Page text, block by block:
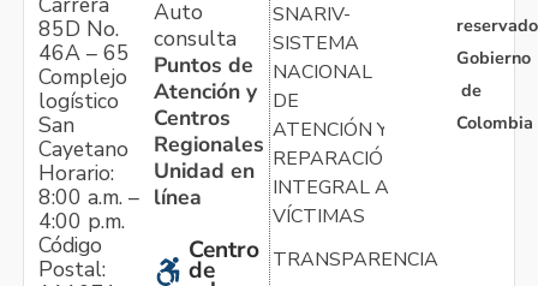
85D No.
46A – 65
Complejo
logístico
San
Cayetano
Horario:
8:00 a.m. –
4:00 p.m.
Código
Postal:
Auto
consulta
Puntos de
Atención y
Centros
Regionales
Unidad en
línea
Centro
de
SNARIV-
SISTEMA
NACIONAL
DE
ATENCIÓN Y
REPARACIÓN
INTEGRAL A
VÍCTIMAS
TRANSPARENCIA
Gobierno
de
Colombia